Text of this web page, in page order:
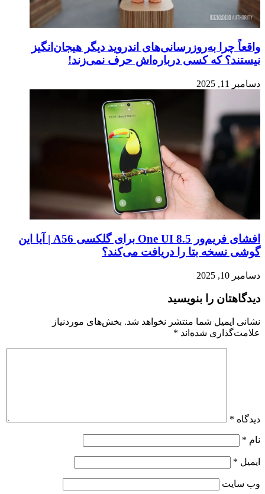
واقعاً چرا به‌روزرسانی‌های اندروید دیگر هیجان‌انگیز
نیستند؟ که کسی درباره‌اش حرف نمی‌زند!
دسامبر 11, 2025
افشای فریم‌ور One UI 8.5 برای گلکسی A56 | آیا این
گوشی نسخه بتا را دریافت می‌کند؟
دسامبر 10, 2025
دیدگاهتان را بنویسید
نشانی ایمیل شما منتشر نخواهد شد. بخش‌های موردنیاز
علامت‌گذاری شده‌اند *
دیدگاه *
نام *
ایمیل *
وب‌ سایت